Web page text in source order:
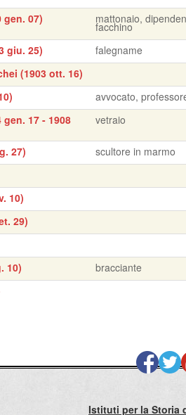
gen. 07)
mattonaio,
facchino
giu. 25)
falegname
(1903 ott. 16)
avvocato,
17 - 1908
vetraio
27) scultore in marmo
10)
29)
10)
bracciante
Istituti per la Storia